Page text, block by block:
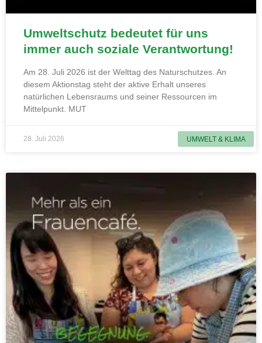
UMWELT & KLIMA
Umweltschutz bedeutet für uns
immer auch soziale Verantwortung!
Am 28. Juli 2026 ist der Welttag des Naturschutzes. An
diesem Aktionstag steht der aktive Erhalt unseres
natürlichen Lebensraums und seiner Ressourcen im
Mittelpunkt. MUT
28. Juli 2026